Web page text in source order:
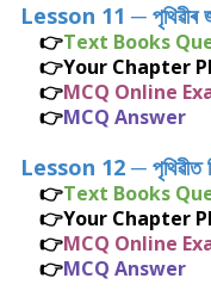
Lesson 11 ─ পৃথিৱীৰ
👉Text Books
👉Your Chapter
👉MCQ Online
👉MCQ Answer
Lesson 12 ─ পৃথিৱীত
👉Text Books
👉Your Chapter
👉MCQ Online
👉MCQ Answer